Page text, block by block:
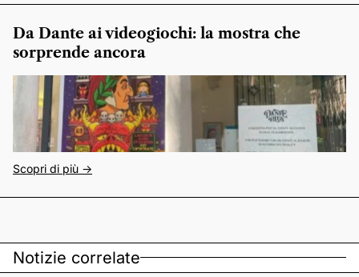
Da Dante ai videogiochi: la mostra che
sorprende ancora
Scopri di più ->
Notizie correlate